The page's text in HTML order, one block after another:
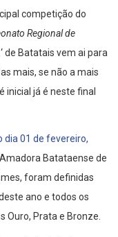
competição do
Regional de
‘ de Batatais vem ai para
mais, se não a mais
inicial já é neste final
dia 01 de fevereiro,
Batataense de
foram definidas
ano e todos os
Ouro, Prata e Bronze.